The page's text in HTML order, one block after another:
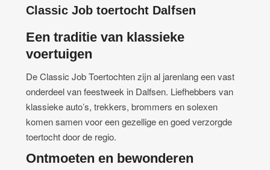
Classic Job toertocht Dalfsen
Een traditie van klassieke
voertuigen
De Classic Job Toertochten zijn al jarenlang een vast
onderdeel van feestweek in Dalfsen. Liefhebbers van
klassieke auto’s, trekkers, brommers en solexen
komen samen voor een gezellige en goed verzorgde
toertocht door de regio.
Ontmoeten en bewonderen